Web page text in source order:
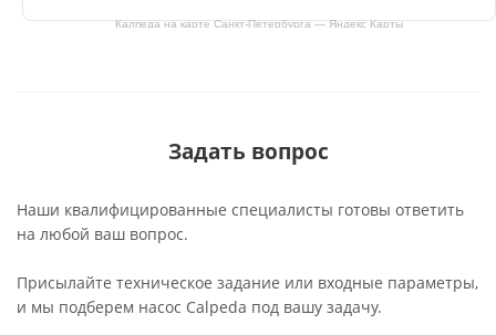
Калпеда на карте Санкт‑Петербурга — Яндекс Карты
Задать вопрос
Наши квалифицированные специалисты готовы ответить
на любой ваш вопрос.
Присылайте техническое задание или входные параметры,
и мы подберем насос Calpeda под вашу задачу.